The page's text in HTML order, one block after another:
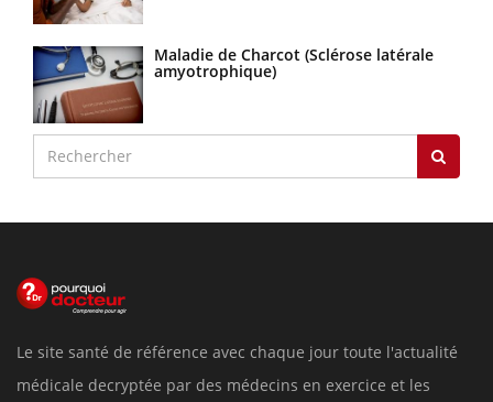
Maladie de Charcot (Sclérose latérale
amyotrophique)
Le site santé de référence avec chaque jour toute l'actualité
médicale decryptée par des médecins en exercice et les